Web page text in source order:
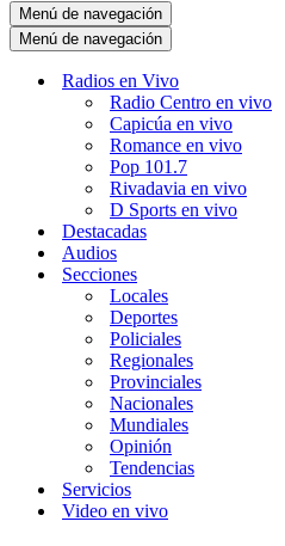
Menú de navegación
Menú de navegación
Radios en Vivo
Radio Centro en vivo
Capicúa en vivo
Romance en vivo
Pop 101.7
Rivadavia en vivo
D Sports en vivo
Destacadas
Audios
Secciones
Locales
Deportes
Policiales
Regionales
Provinciales
Nacionales
Mundiales
Opinión
Tendencias
Servicios
Video en vivo